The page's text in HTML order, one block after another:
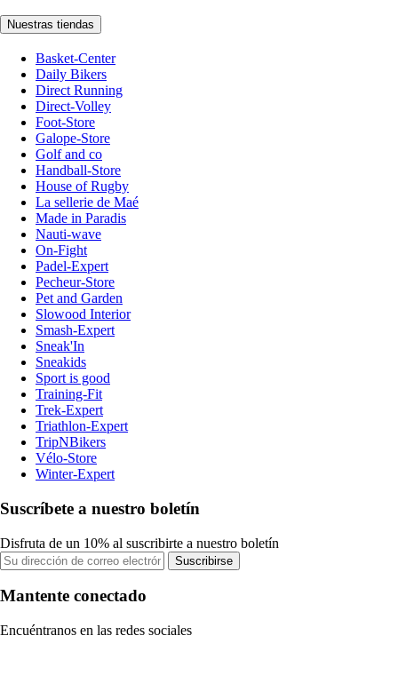
Nuestras tiendas
Basket-Center
Daily Bikers
Direct Running
Direct-Volley
Foot-Store
Galope-Store
Golf and co
Handball-Store
House of Rugby
La sellerie de Maé
Made in Paradis
Nauti-wave
On-Fight
Padel-Expert
Pecheur-Store
Pet and Garden
Slowood Interior
Smash-Expert
Sneak'In
Sneakids
Sport is good
Training-Fit
Trek-Expert
Triathlon-Expert
TripNBikers
Vélo-Store
Winter-Expert
Suscríbete a nuestro boletín
Disfruta de un 10% al suscribirte a nuestro boletín
Suscribirse
Mantente conectado
Encuéntranos en las redes sociales